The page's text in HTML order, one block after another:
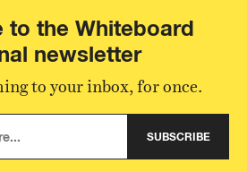
to the Whiteboard
newsletter
to your inbox, for once.
SUBSCRIBE